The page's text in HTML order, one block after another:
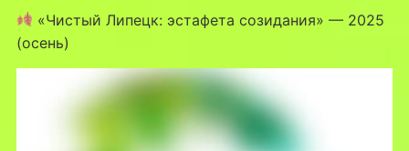
«Чистый Липецк: эстафета созидания» — 2025
(осень)